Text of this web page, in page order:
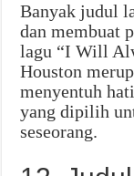
Banyak judul
dan membuat
lagu “I Will
Houston
menyentuh
yang dipilih
seseorang.